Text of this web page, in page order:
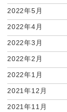
2022年5月
2022年4月
2022年3月
2022年2月
2022年1月
2021年12月
2021年11月